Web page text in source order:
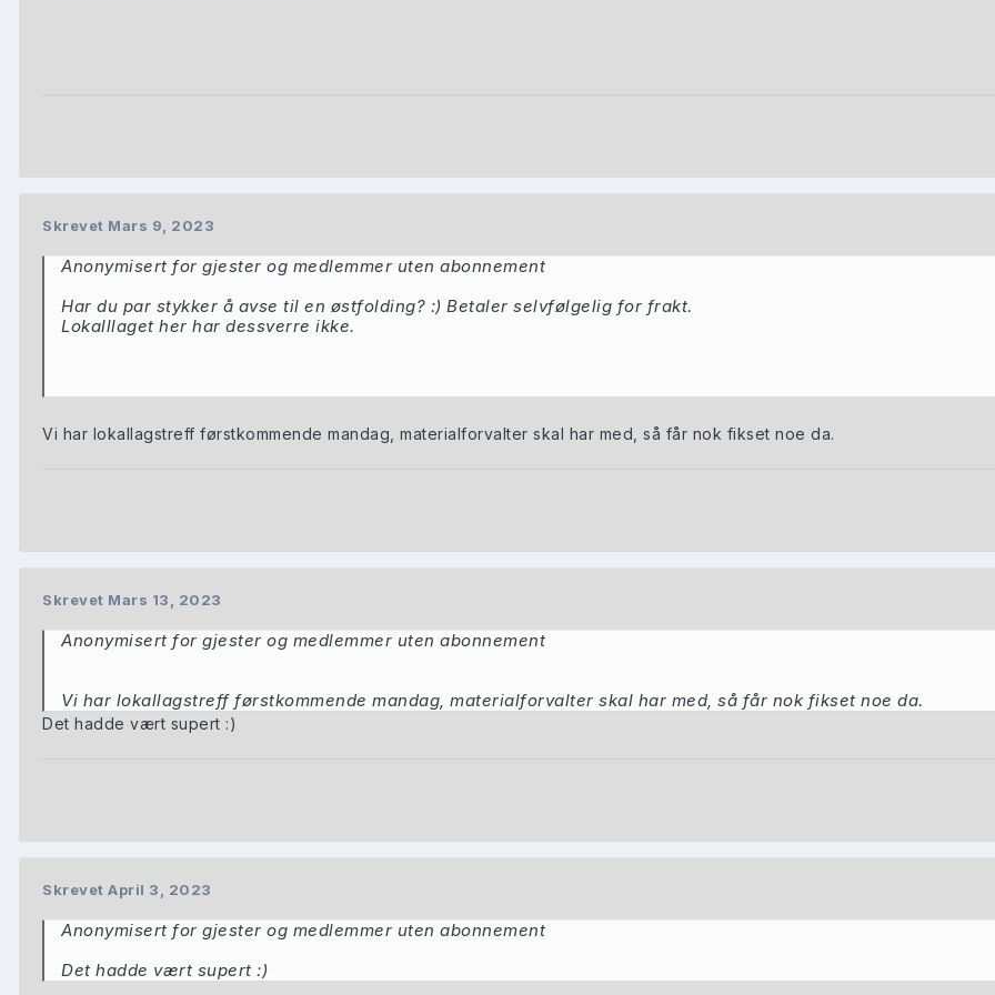
Skrevet Mars 9, 2023
Anonymisert for gjester og medlemmer uten abonnement
Har du par stykker å avse til en østfolding? :) Betaler selvfølgelig for frakt.
Lokalllaget her har dessverre ikke.
Vi har lokallagstreff førstkommende mandag, materialforvalter skal har med, så får nok fikset noe da.
Skrevet Mars 13, 2023
Anonymisert for gjester og medlemmer uten abonnement
Vi har lokallagstreff førstkommende mandag, materialforvalter skal har med, så får nok fikset noe da.
Det hadde vært supert :)
Skrevet April 3, 2023
Anonymisert for gjester og medlemmer uten abonnement
Det hadde vært supert :)